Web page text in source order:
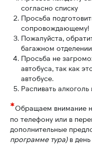
согласно списку
Просьба
сопровождающему!
Пожалуйста,
багажном
Просьба не
автобуса, так как
автобусе.
Распивать алкоголь
*Обращаем внимание
по телефону или в
дополнительные
программе тура)в день